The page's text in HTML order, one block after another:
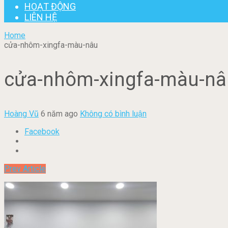
HOẠT ĐỘNG
LIÊN HỆ
Home
cửa-nhôm-xingfa-màu-nâu
cửa-nhôm-xingfa-màu-
Hoàng Vũ 6 năm ago Không có bình luận
Facebook
Prev Article